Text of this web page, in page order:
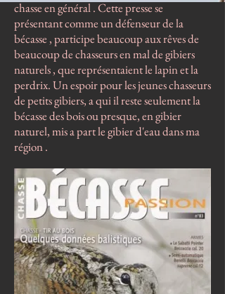
chasse en général . Cette presse se
présentant comme un défenseur de la
bécasse , participe beaucoup aux rêves de
beaucoup de chasseurs en mal de gibiers
naturels , que représentaient le lapin et la
perdrix. Un espoir pour les jeunes chasseurs
de petits gibiers, a qui il reste seulement la
bécasse des bois ou presque, en gibier
naturel, mis a part le gibier d'eau dans ma
région .